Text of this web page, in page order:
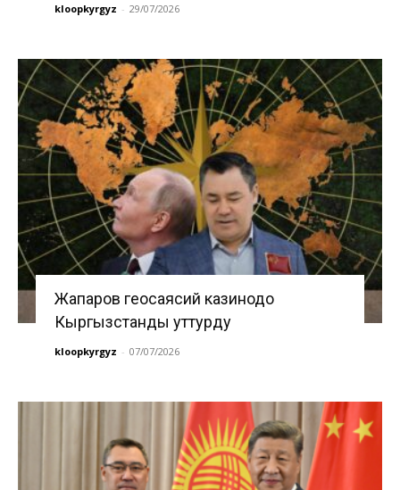
kloopkyrgyz - 29/07/2026
Жапаров геосаясий казинодо
Кыргызстанды уттурду
kloopkyrgyz - 07/07/2026